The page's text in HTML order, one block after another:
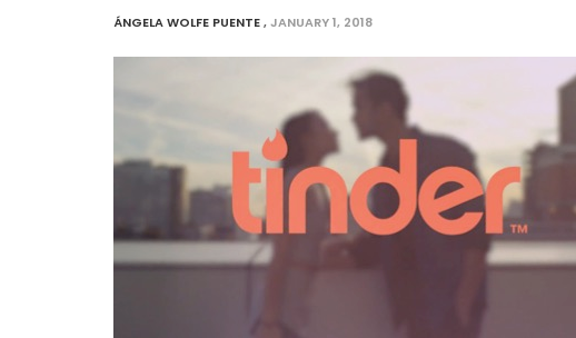
ÁNGELA WOLFE PUENTE,JANUARY 1, 2018